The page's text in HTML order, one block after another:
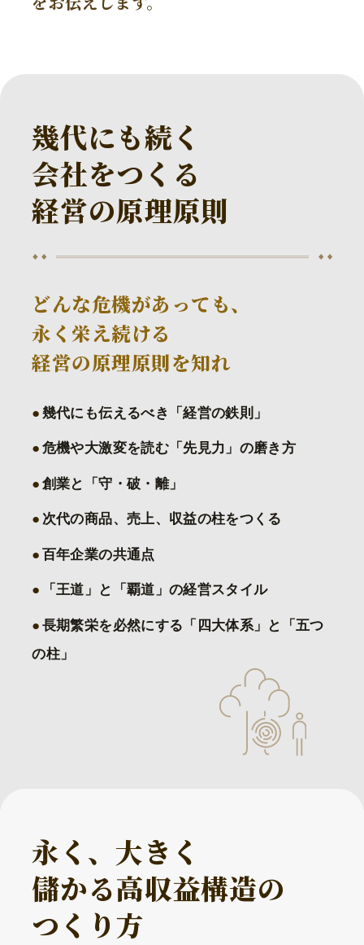
幾代にも続く
会社をつくる
経営の原理原則
どんな危機があっても、
永く栄え続ける
経営の原理原則を知れ
幾代にも伝えるべき「経営の鉄則」
危機や大激変を読む「先見力」の磨き方
創業と「守・破・離」
次代の商品、売上、収益の柱をつくる
百年企業の共通点
「王道」と「覇道」の経営スタイル
長期繁栄を必然にする「四大体系」と「五つ
の柱」
永く、大きく
儲かる高収益構造の
つくり方